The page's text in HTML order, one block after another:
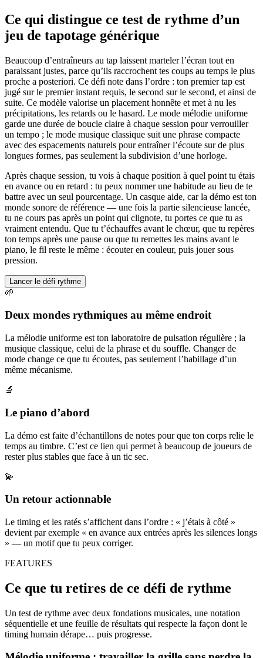
Ce qui distingue ce test de rythme d’un
jeu de tapotage générique
Beaucoup d’entraîneurs au tap laissent marteler l’écran tout en
paraissant justes, parce qu’ils raccrochent tes coups au temps le plus
proche a posteriori. Ce défi note dans l’ordre : ton premier tap est
jugé sur le premier instant requis, le second sur le second, et ainsi de
suite. Ce modèle valorise un placement honnête et met à nu les
précipitations, les retards ou le hasard. Le mode mélodie uniforme
garde une durée de boucle claire à chaque session pour verrouiller
un tempo ; le mode musique classique suit une phrase compacte
avec des espacements naturels pour entraîner l’écoute sur de plus
longues formes, pas seulement la subdivision d’une horloge.
Après chaque session, tu vois à chaque position à quel point tu étais
en avance ou en retard : tu peux nommer une habitude au lieu de te
battre avec un seul pourcentage. Un casque aide, car la démo est ton
monde sonore de référence — une fois la partie silencieuse lancée,
tu ne cours pas après un point qui clignote, tu portes ce que tu as
vraiment entendu. Que tu t’échauffes avant le chœur, que tu repères
ton temps après une pause ou que tu remettes les mains avant le
piano, le fil reste le même : écouter en couleur, puis jouer sous
pression.
Lancer le défi rythme
🌱
Deux mondes rythmiques au même endroit
La mélodie uniforme est ton laboratoire de pulsation régulière ; la
musique classique, celui de la phrase et du souffle. Changer de
mode change ce que tu écoutes, pas seulement l’habillage d’un
même mécanisme.
🔬
Le piano d’abord
La démo est faite d’échantillons de notes pour que ton corps relie le
temps au timbre. C’est ce lien qui permet à beaucoup de joueurs de
rester plus stables que face à un tic sec.
💫
Un retour actionnable
Le timing et les ratés s’affichent dans l’ordre : « j’étais à côté »
devient par exemple « en avance aux entrées après les silences longs
» — un motif que tu peux corriger.
FEATURES
Ce que tu retires de ce défi de rythme
Un test de rythme avec deux fondations musicales, une notation
séquentielle et une feuille de résultats qui respecte la façon dont le
timing humain dérape… puis progresse.